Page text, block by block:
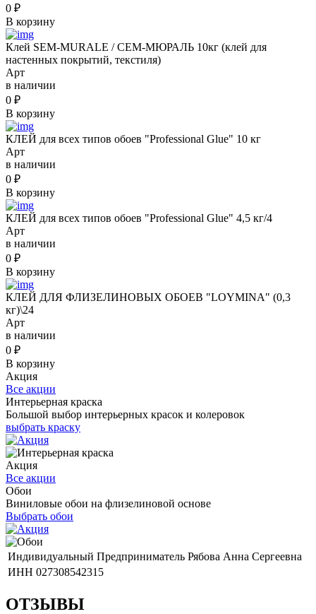
0 ₽
В корзину
Клей SEM-MURALE / СЕМ-МЮРАЛЬ 10кг (клей для
настенных покрытий, текстиля)
Арт
в наличии
0 ₽
В корзину
КЛЕЙ для всех типов обоев "Professional Glue" 10 кг
Арт
в наличии
0 ₽
В корзину
КЛЕЙ для всех типов обоев "Professional Glue" 4,5 кг/4
Арт
в наличии
0 ₽
В корзину
КЛЕЙ ДЛЯ ФЛИЗЕЛИНОВЫХ ОБОЕВ "LOYMINA" (0,3
кг)\24
Арт
в наличии
0 ₽
В корзину
Акция
Все акции
Интерьерная краска
Большой выбор интерьерных красок и колеровок
выбрать краску
Акция
Все акции
Обои
Виниловые обои на флизелиновой основе
Выбрать обои
Индивидуальный Предприниматель Рябова Анна Сергеевна
ИНН 027308542315
ОТЗЫВЫ